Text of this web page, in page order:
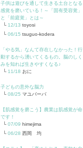
子供は遊びを通して生きる土台となる
感覚を磨いている！～「固有受容覚」
と「前庭覚」とは～
12/13 toyosi
06/15 tsuguo-kodera
「やる気」なんて存在しなかった！行
動するから湧いてくるもの。脳のしく
みを知れば生きやすくなる♪
11/18 おに
子どもの意外な脳力
08/25 マユバーバ
【肌感覚を磨こう】農業は肌感覚が命
です！
07/09 himejima
06/28 西岡 均